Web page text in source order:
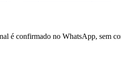
é confirmado no WhatsApp, sem